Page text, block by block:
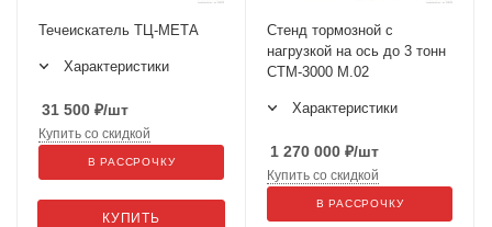
Течеискатель ТЦ-МЕТА
Характеристики
31 500 ₽/шт
КУПИТЬ
Купить со скидкой
В РАССРОЧКУ
Стенд тормозной с
нагрузкой на ось до 3 тонн
СТМ-3000 М.02
Характеристики
1 270 000 ₽/шт
Купить со скидкой
В РАССРОЧКУ